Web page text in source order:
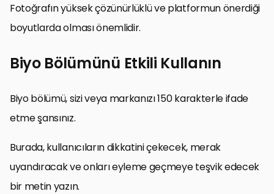
Fotoğrafın yüksek çözünürlüklü ve platformun önerdiği
boyutlarda olması önemlidir.
Biyo Bölümünü Etkili Kullanın
Biyo bölümü, sizi veya markanızı 150 karakterle ifade
etme şansınız.
Burada, kullanıcıların dikkatini çekecek, merak
uyandıracak ve onları eyleme geçmeye teşvik edecek
bir metin yazın.